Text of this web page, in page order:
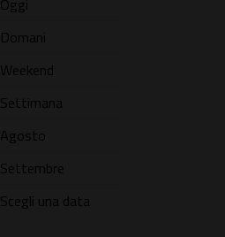
Oggi
Domani
Weekend
Settimana
Agosto
Settembre
Scegli una data